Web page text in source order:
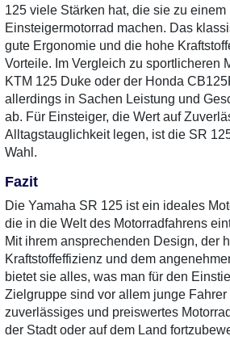
125 viele Stärken hat, die sie zu einem
Einsteigermotorrad machen. Das
gute Ergonomie und die hohe
Vorteile. Im Vergleich zu sportlicheren
KTM 125 Duke oder der Honda
allerdings in Sachen Leistung und
ab. Für Einsteiger, die Wert auf
Alltagstauglichkeit legen, ist die SR
Wahl.
Fazit
Die Yamaha SR 125 ist ein ideales
die in die Welt des Motorradfahrens
Mit ihrem ansprechenden Design, der
Kraftstoffeffizienz und dem
bietet sie alles, was man für den
Zielgruppe sind vor allem junge
zuverlässiges und preiswertes
der Stadt oder auf dem Land